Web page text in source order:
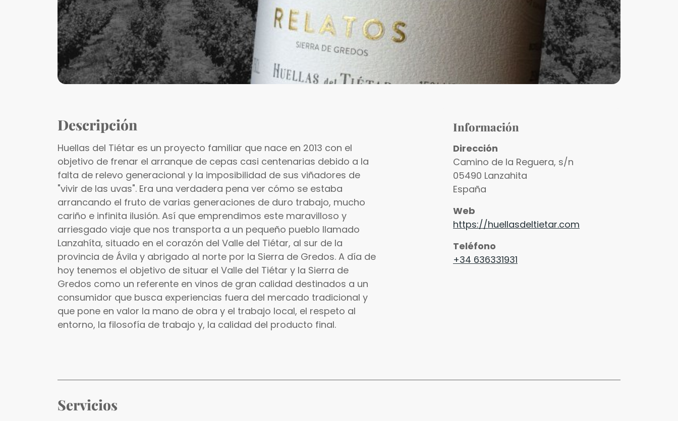
Información
Dirección
Camino de la Reguera, s/n
05490 Lanzahita
España
Web
https://huellasdeltietar.com
Teléfono
+34 636331931
Descripción
Huellas del Tiétar es un proyecto familiar que nace en 2013 con el
objetivo de frenar el arranque de cepas casi centenarias debido a la
falta de relevo generacional y la imposibilidad de sus viñadores de
"vivir de las uvas". Era una verdadera pena ver cómo se estaba
arrancando el fruto de varias generaciones de duro trabajo, mucho
cariño e infinita ilusión. Así que emprendimos este maravilloso y
arriesgado viaje que nos transporta a un pequeño pueblo llamado
Lanzahíta, situado en el corazón del Valle del Tiétar, al sur de la
provincia de Ávila y abrigado al norte por la Sierra de Gredos. A día de
hoy tenemos el objetivo de situar el Valle del Tiétar y la Sierra de
Gredos como un referente en vinos de gran calidad destinados a un
consumidor que busca experiencias fuera del mercado tradicional y
que pone en valor la mano de obra y el trabajo local, el respeto al
entorno, la filosofía de trabajo y, la calidad del producto final.
Servicios